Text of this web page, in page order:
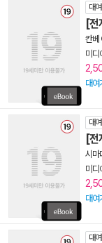
대여
[전
칸베
미디
대여
대여
[전
시마
미디
대여
대여